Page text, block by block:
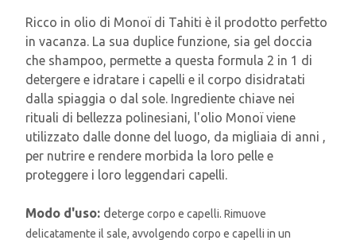
Ricco in olio di Monoï di Tahiti è il prodotto perfetto
in vacanza. La sua duplice funzione, sia gel doccia
che shampoo, permette a questa formula 2 in 1 di
detergere e idratare i capelli e il corpo disidratati
dalla spiaggia o dal sole. Ingrediente chiave nei
rituali di bellezza polinesiani, l'olio Monoï viene
utilizzato dalle donne del luogo, da migliaia di anni ,
per nutrire e rendere morbida la loro pelle e
proteggere i loro leggendari capelli.
Modo d'uso: deterge corpo e capelli. Rimuove
delicatamente il sale, avvolgendo corpo e capelli in un